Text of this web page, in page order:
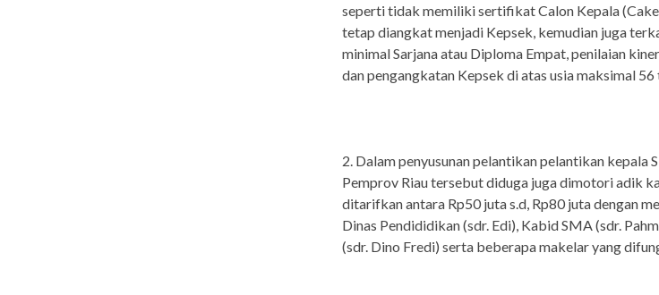
seperti tidak memiliki sertifikat Calon Kepala
tetap diangkat menjadi Kepsek, kemudian juga
minimal Sarjana atau Diploma Empat, penilaian
dan pengangkatan Kepsek di atas usia maksimal 56
2. Dalam penyusunan pelantikan pelantikan kepala
Pemprov Riau tersebut diduga juga dimotori adik
ditarifkan antara Rp50 juta s.d, Rp80 juta dengan
Dinas Pendididikan (sdr. Edi), Kabid SMA (sdr.
(sdr. Dino Fredi) serta beberapa makelar yang